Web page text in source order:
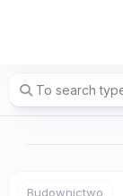
Budownictwo